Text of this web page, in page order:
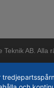
Teknik AB. Alla